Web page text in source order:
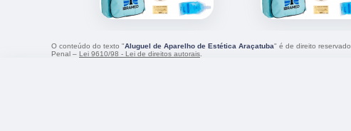
O conteúdo do texto "Aluguel de Aparelho de Estética Araçatuba" é de direito
Penal – Lei 9610/98 - Lei de direitos autorais